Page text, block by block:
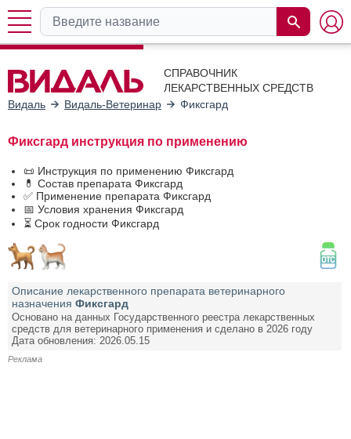
СПРАВОЧНИК
ЛЕКАРСТВЕННЫХ СРЕДСТВ
Видаль
Видаль-Ветеринар Фиксгард
Фиксгард инструкция по применению
📜 Инструкция по применению Фиксгард
💊 Состав препарата Фиксгард
✅ Применение препарата Фиксгард
📅 Условия хранения Фиксгард
⏳ Срок годности Фиксгард
Описание лекарственного препарата ветеринарного
назначения Фиксгард
Основано на данных Государственного реестра лекарственных
средств для ветеринарного применения и сделано в 2026 году
Дата обновления: 2026.05.15
Реклама